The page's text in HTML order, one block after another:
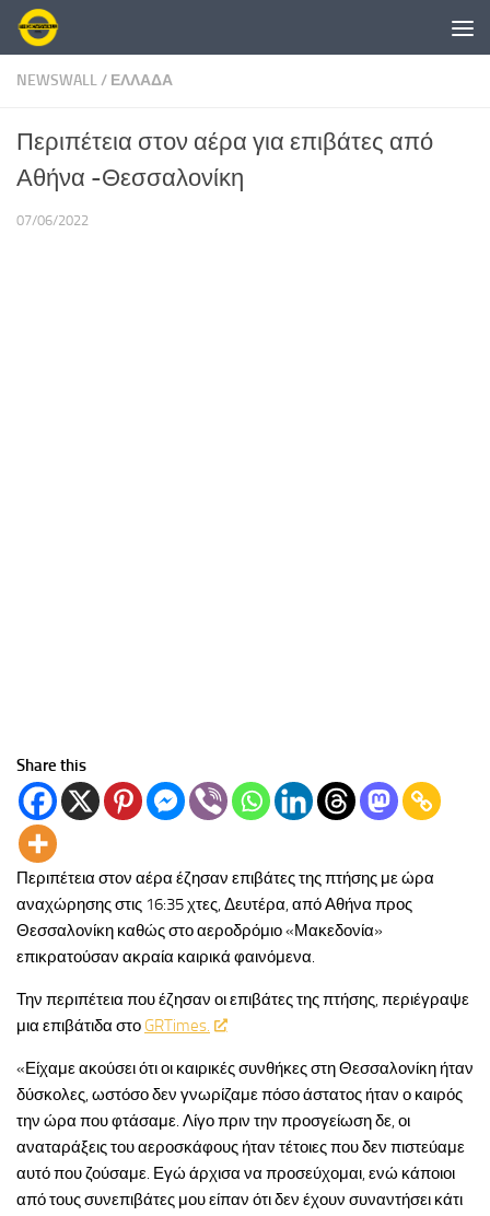
Skip to content
NEWSWALL/ ΕΛΛΑΔΑ
Περιπέτεια στον αέρα για επιβάτες από
Αθήνα -Θεσσαλονίκη
07/06/2022
Share this
Περιπέτεια στον αέρα έζησαν επιβάτες της πτήσης με ώρα
αναχώρησης στις 16:35 χτες, Δευτέρα, από Αθήνα προς
Θεσσαλονίκη καθώς στο αεροδρόμιο «Μακεδονία»
επικρατούσαν ακραία καιρικά φαινόμενα.
Την περιπέτεια που έζησαν οι επιβάτες της πτήσης, περιέγραψε
μια επιβάτιδα στο GRTimes.
«Είχαμε ακούσει ότι οι καιρικές συνθήκες στη Θεσσαλονίκη ήταν
δύσκολες, ωστόσο δεν γνωρίζαμε πόσο άστατος ήταν ο καιρός
την ώρα που φτάσαμε. Λίγο πριν την προσγείωση δε, οι
αναταράξεις του αεροσκάφους ήταν τέτοιες που δεν πιστεύαμε
αυτό που ζούσαμε. Εγώ άρχισα να προσεύχομαι, ενώ κάποιοι
από τους συνεπιβάτες μου είπαν ότι δεν έχουν συναντήσει κάτι